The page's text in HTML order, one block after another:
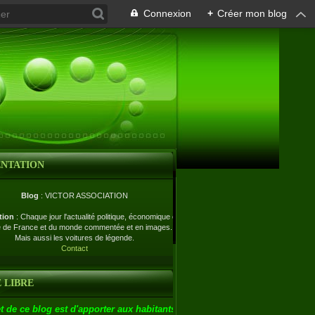
Connexion + Créer mon blog
Blog : VICTOR ASSOCIATION
: Chaque jour l'actualité politique, économique et
de France et du monde commentée et en images.
Mais aussi les voitures de légende.
Contact
LIBRE
de ce blog est d'apporter aux habitants